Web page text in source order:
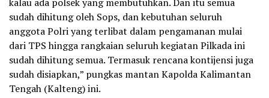
sudah dihitung oleh Sops, dan kebutuhan seluruh
anggota Polri yang terlibat dalam pengamanan mulai
dari TPS hingga rangkaian seluruh kegiatan Pilkada ini
sudah dihitung semua. Termasuk rencana kontijensi juga
sudah disiapkan,” pungkas mantan Kapolda Kalimantan
Tengah (Kalteng) ini.